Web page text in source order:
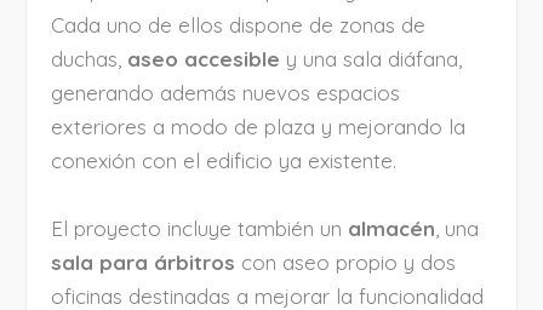
Cada uno de ellos dispone de zonas de
duchas, aseo accesible y una sala diáfana,
generando además nuevos espacios
exteriores a modo de plaza y mejorando la
conexión con el edificio ya existente.
El proyecto incluye también un almacén , una
sala para árbitros con aseo propio y dos
oficinas destinadas a mejorar la funcionalidad